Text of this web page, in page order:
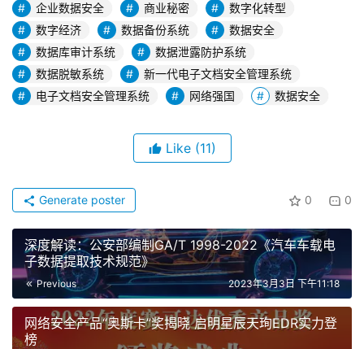
企业数据安全 商业秘密
数字化转型
数字经济
数据备份系统
数据安全
数据库审计系统
数据泄露防护系统
数据脱敏系统
新一代电子文档安全管理系统
电子文档安全管理系统
网络强国 数据安全
Like (11)
0 0
Generate poster
深度解读：公安部编制GA/T 1998-2022《汽车车载电
子数据提取技术规范》
Previous 2023年3月3日 下午11:18
网络安全产品“奥斯卡”奖揭晓 启明星辰天珣EDR实力登
榜